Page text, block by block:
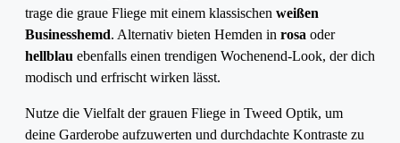
trage die graue Fliege mit einem klassischen weißen
Businesshemd. Alternativ bieten Hemden in rosa oder
hellblau ebenfalls einen trendigen Wochenend-Look, der dich
modisch und erfrischt wirken lässt.
Nutze die Vielfalt der grauen Fliege in Tweed Optik, um
deine Garderobe aufzuwerten und durchdachte Kontraste zu